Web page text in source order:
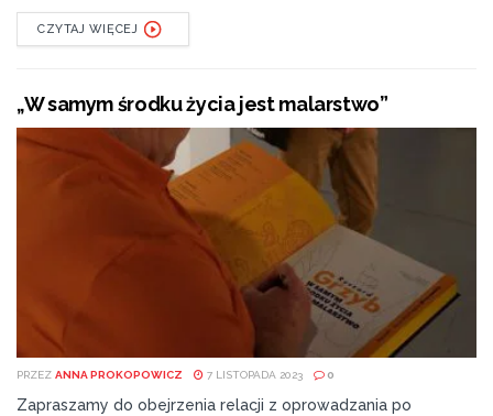
CZYTAJ WIĘCEJ
„W samym środku życia jest malarstwo”
PRZEZ ANNA PROKOPOWICZ 7 LISTOPADA 2023 0
Zapraszamy do obejrzenia relacji z oprowadzania po